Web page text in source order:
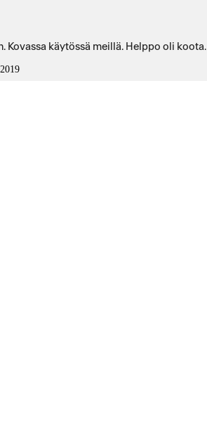
Kovassa käytössä meillä. Helppo oli koota.